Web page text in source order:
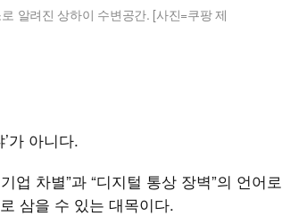
알려진 상하이 수변공간. [사진=쿠팡 제
가 아니다.
업 차별”과 “디지털 통상 장벽”의 언어
삼을 수 있는 대목이다.